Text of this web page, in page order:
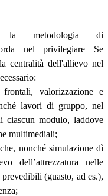
metodologia di
nel privilegiare Se
centralità dell'allievo nel
valorizzazione e
lavori di gruppo, nel
ciascun modulo, laddove
multimediali;
nonché simulazione dì
dell’attrezzatura nelle
(guasto, ad es.),